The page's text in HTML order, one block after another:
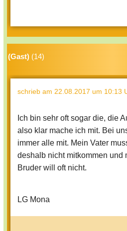
(Gast) (14)
schrieb am 22.08.2017 um 10:13
Ich bin sehr oft sogar die, die
also klar mache ich mit. Bei
immer alle mit. Mein Vater
deshalb nicht mitkommen und
Bruder will oft nicht.
LG Mona